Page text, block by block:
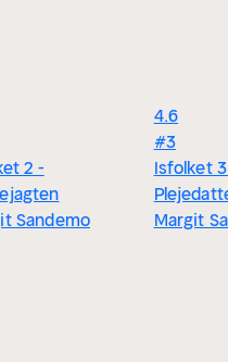
2 -
Sandemo
4.6
#3
Isfolket
Margit